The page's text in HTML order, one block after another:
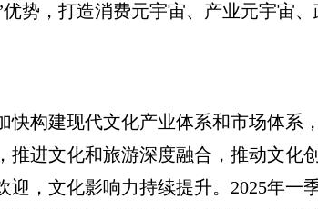
势，打造消费元宇宙、产业元宇宙
构建现代文化产业体系和市场体系
推进文化和旅游深度融合，推动文
迎，文化影响力持续提升。2025年一